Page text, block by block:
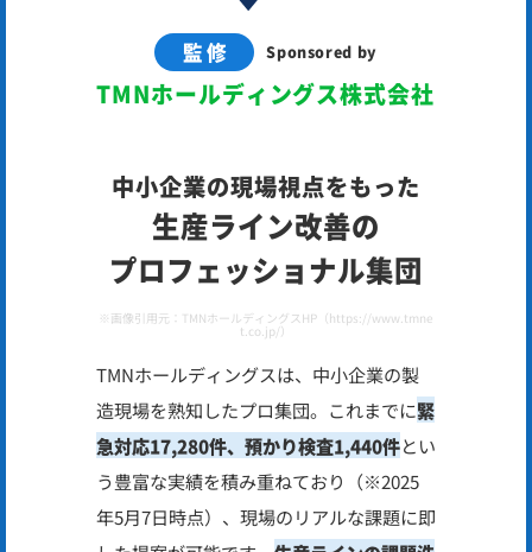
監修 Sponsored by
TMNホールディングス株式会社
中小企業の現場視点をもった
生産ライン改善の
プロフェッショナル集団
※画像引用元：TMNホールディングスHP（https://www.tmne
t.co.jp/）
TMNホールディングスは、中小企業の製
造現場を熟知したプロ集団。これまでに緊
急対応17,280件、預かり検査1,440件とい
う豊富な実績を積み重ねており（※2025
年5月7日時点）、現場のリアルな課題に即